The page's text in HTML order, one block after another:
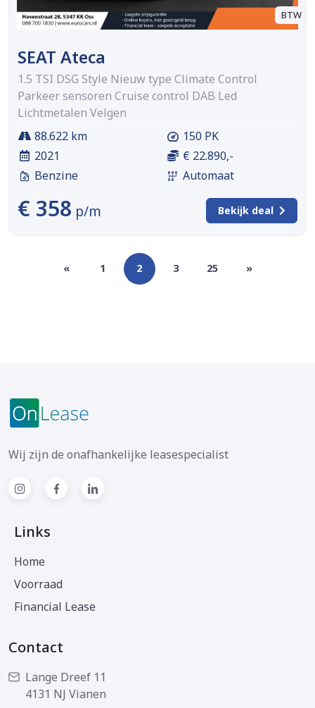
BTW
SEAT Ateca
1.5 TSI DSG Style Nieuw type Climate Control
Parkeer sensoren Cruise control DAB Led
Lichtmetalen Velgen
88.622 km
2021
Benzine
150 PK
€ 22.890,-
Automaat
€ 358 p/m Bekijk deal
« 1 2 3 25 »
Wij zijn de onafhankelijke leasespecialist
Links
Home
Voorraad
Financial Lease
Contact
Lange Dreef 11
4131 NJ Vianen